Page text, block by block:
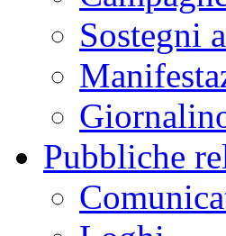
Sostegni
Pubbliche